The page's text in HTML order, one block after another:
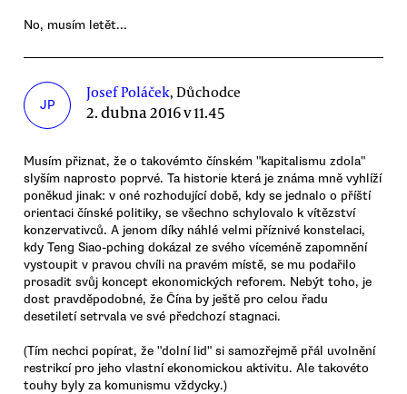
No, musím letět...
JP
Josef Poláček, Důchodce
2. dubna 2016 v 11.45
Musím přiznat, že o takovémto čínském "kapitalismu zdola"
slyším naprosto poprvé. Ta historie která je známa mně vyhlíží
poněkud jinak: v oné rozhodující době, kdy se jednalo o příští
orientaci čínské politiky, se všechno schylovalo k vítězství
konzervativců. A jenom díky náhlé velmi příznivé konstelaci,
kdy Teng Siao-pching dokázal ze svého víceméně zapomnění
vystoupit v pravou chvíli na pravém místě, se mu podařilo
prosadit svůj koncept ekonomických reforem. Nebýt toho, je
dost pravděpodobné, že Čína by ještě pro celou řadu
desetiletí setrvala ve své předchozí stagnaci.
(Tím nechci popírat, že "dolní lid" si samozřejmě přál uvolnění
restrikcí pro jeho vlastní ekonomickou aktivitu. Ale takovéto
touhy byly za komunismu vždycky.)